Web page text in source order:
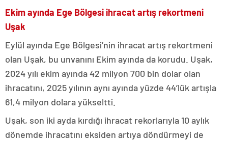
Ekim ayında Ege Bölgesi ihracat artış rekortmeni
Uşak
Eylül ayında Ege Bölgesi’nin ihracat artış rekortmeni
olan Uşak, bu unvanını Ekim ayında da korudu. Uşak,
2024 yılı ekim ayında 42 milyon 700 bin dolar olan
ihracatını, 2025 yılının aynı ayında yüzde 44’lük artışla
61,4 milyon dolara yükseltti.
Uşak, son iki ayda kırdığı ihracat rekorlarıyla 10 aylık
dönemde ihracatını eksiden artıya döndürmeyi de